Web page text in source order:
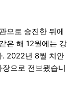
으로 승진한 뒤에
은 해 12월에는 강
. 2022년 8월 치안
으로 전보됐습니